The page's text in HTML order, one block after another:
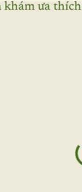
khám ưa thích